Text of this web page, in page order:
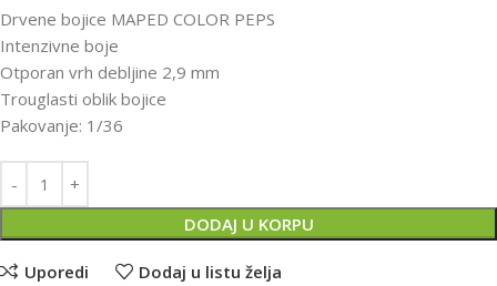
Drvene bojice MAPED COLOR PEPS
Intenzivne boje
Otporan vrh debljine 2,9 mm
Trouglasti oblik bojice
Pakovanje: 1/36
DODAJ U KORPU
Uporedi Dodaj u listu želja